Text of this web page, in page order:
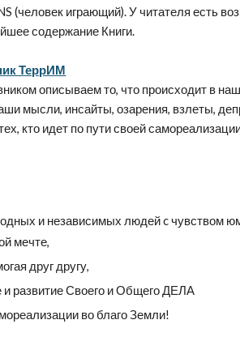
(человек играющий). У читателя есть
содержание Книги.
ТеррИМ
описываем то, что происходит в
мысли, инсайты, озарения, взлеты,
кто идет по пути своей
и независимых людей c чувством
мечте,
друг другу,
и развитие Своего и Общего ДЕЛА
во благо Земли!